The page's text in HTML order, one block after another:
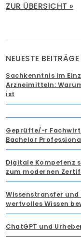
ZUR ÜBERSICHT »
NEUESTE BEITRÄGE
Sachkenntnis im
Arzneimitteln:
ist
Geprüfte/-r
Bachelor
Digitale Kompetenz
zum modernen
Wissenstransfer und
wertvolles Wissen
ChatGPT und